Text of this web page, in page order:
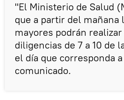
"El Ministerio de Salud
que a partir del mañana
mayores podrán
diligencias de 7 a 10 de
el día que corresponda
comunicado.